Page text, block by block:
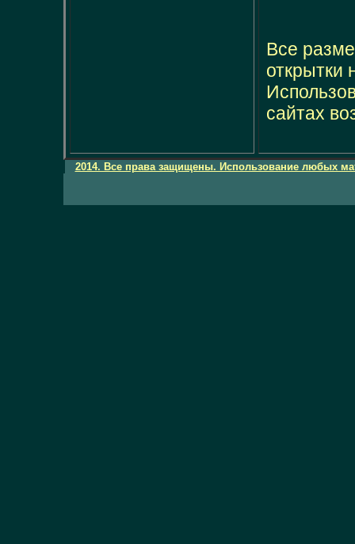
Все
открытки
сайтах
2014. Все права защищены. Использование любых